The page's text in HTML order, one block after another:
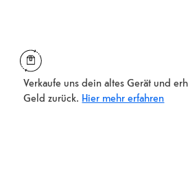
Verkaufe uns dein altes Gerät und
Geld zurück. Hier mehr erfahren